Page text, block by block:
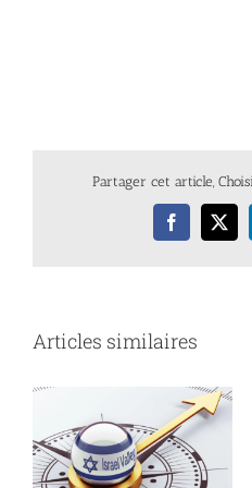
Partager cet article,
Facebook
X
Articles similaires